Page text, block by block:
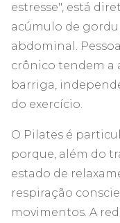
estresse", está
acúmulo de
abdominal.
crônico tendem a
barriga,
do exercício.
O Pilates é
porque, além do
estado de
respiração
movimentos. A